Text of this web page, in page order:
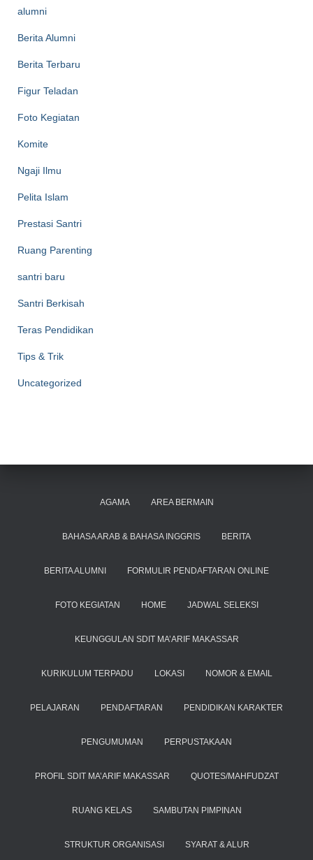
alumni
Berita Alumni
Berita Terbaru
Figur Teladan
Foto Kegiatan
Komite
Ngaji Ilmu
Pelita Islam
Prestasi Santri
Ruang Parenting
santri baru
Santri Berkisah
Teras Pendidikan
Tips & Trik
Uncategorized
AGAMA AREA BERMAIN
BAHASA ARAB & BAHASA INGGRIS BERITA
BERITA ALUMNI FORMULIR PENDAFTARAN ONLINE
FOTO KEGIATAN HOME JADWAL SELEKSI
KEUNGGULAN SDIT MA’ARIF MAKASSAR
KURIKULUM TERPADU LOKASI NOMOR & EMAIL
PELAJARAN PENDAFTARAN PENDIDIKAN KARAKTER
PENGUMUMAN PERPUSTAKAAN
PROFIL SDIT MA’ARIF MAKASSAR QUOTES/MAHFUDZAT
RUANG KELAS SAMBUTAN PIMPINAN
STRUKTUR ORGANISASI SYARAT & ALUR